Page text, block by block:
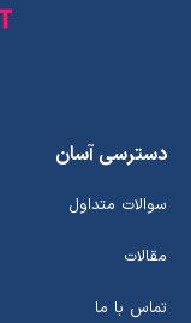
دسترسی آسان
سوالات متداول
مقالات
تماس با ما